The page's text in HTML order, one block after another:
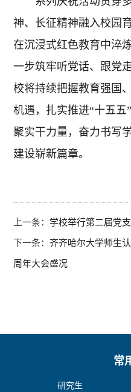
神、长征精神融入校园
在沉浸式红色教育中淬
一步筑牢听党话、跟党
校将持续把握教育强国
机遇，扎实推进“十五
聚实干力量，奋力书写
建设崭新篇章。
上一条：学校举行第二届党
下一条：齐齐哈尔大学师生
周年大会盛况
常
研究生